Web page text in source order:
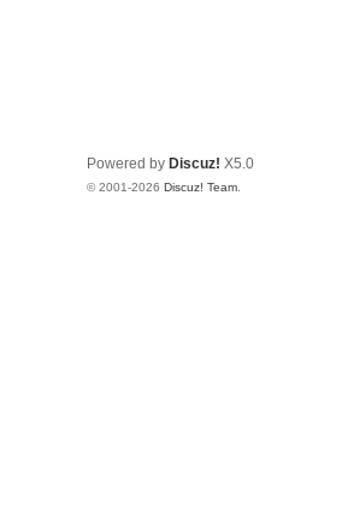
Powered by Discuz! X5.0
© 2001-2026 Discuz! Team